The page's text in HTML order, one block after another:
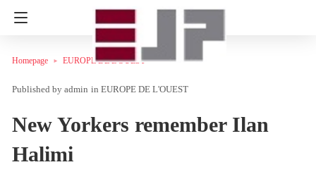
Homepage EUROPE DE L'OUEST
admin in EUROPE DE L'OUEST
New Yorkers remember Ilan
Halimi